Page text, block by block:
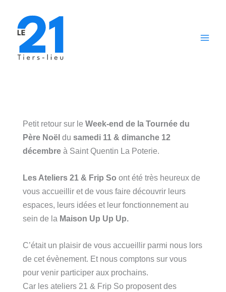
contenu
Petit retour sur le Week-end de la Tournée du
Père Noëldu samedi 11 & dimanche 12
décembreà Saint Quentin La Poterie.
Les Ateliers 21 & Frip So ont été très heureux de
vous accueillir et de vous faire découvrir leurs
espaces, leurs idées et leur fonctionnement au
sein de la Maison Up Up Up.
C’était un plaisir de vous accueillir parmi nous lors
de cet évènement. Et nous comptons sur vous
pour venir participer aux prochains.
Car les ateliers 21 & Frip So proposent des